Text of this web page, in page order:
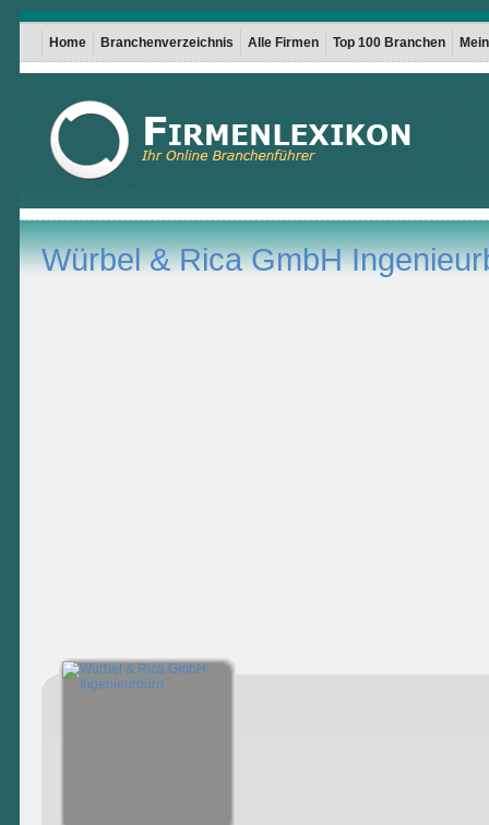
Home Branchenverzeichnis Alle Firmen Top 100 Branchen
Würbel & Rica GmbH